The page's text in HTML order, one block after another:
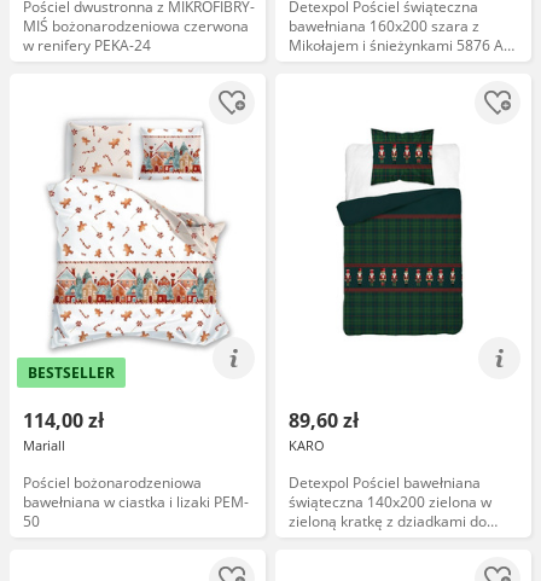
Pościel dwustronna z MIKROFIBRY-
MIŚ bożonarodzeniowa czerwona
w renifery PEKA-24
Detexpol Pościel świąteczna
bawełniana 160x200 szara z
Mikołajem i śnieżynkami 5876 A
DreamKids
BESTSELLER
114,00 zł
Mariall
Pościel bożonarodzeniowa
bawełniana w ciastka i lizaki PEM-
50
89,60 zł
KARO
Detexpol Pościel bawełniana
świąteczna 140x200 zielona w
zieloną kratkę z dziadkami do
orzechów 5820 B Christmas